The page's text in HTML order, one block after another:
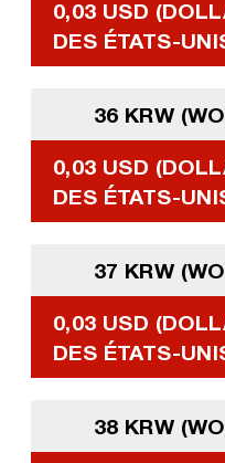
0,03 USD
DES ÉTATS-
36 KRW
0,03 USD
DES ÉTATS-
37 KRW
0,03 USD
DES ÉTATS-
38 KRW